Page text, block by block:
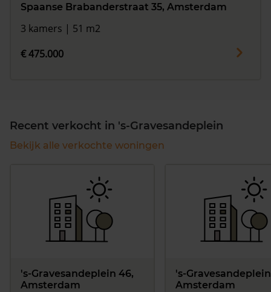
Spaanse Brabanderstraat 35, Amsterdam
3 kamers | 51 m2
€ 475.000
Recent verkocht in 's-Gravesandeplein
Bekijk alle verkochte woningen
's-Gravesandeplein 46,
Amsterdam
's-
Amsterdam